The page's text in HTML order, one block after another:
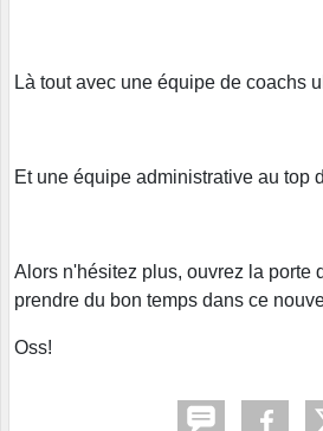
Là tout avec une équipe de coachs
Et une équipe administrative au top
Alors n'hésitez plus, ouvrez la porte
prendre du bon temps dans ce
Oss!